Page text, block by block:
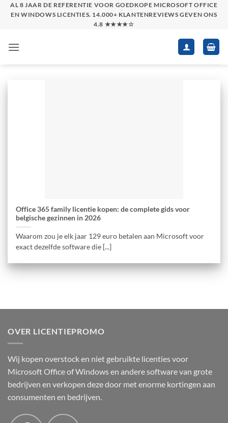
SkipAL 8 JAAR DE REFERENTIE VOOR GOEDKOPE MICROSOFT OFFICE
EN WINDOWS LICENTIES. 14.000+ KLANTENREVIEWS GEVEN ONS
4.8 ★★★★☆
Office 365 family licentie kopen: de complete gids voor
belgische gezinnen in 2026
Waarom zou je elk jaar 129 euro betalen aan Microsoft voor
exact dezelfde software die [...]
OVER LICENTIEPROMO
Wij kopen overstock en niet gebruikte licenties voor
Microsoft Office of Windows en andere software van grote
bedrijven en verkopen deze door met enorme kortingen aan
consumenten en bedrijven.